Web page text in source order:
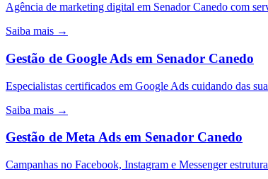
Agência de marketing digital em Senador Canedo com
Saiba mais →
Gestão de Google Ads em Senador Canedo
Especialistas certificados em Google Ads cuidando das
Saiba mais →
Gestão de Meta Ads em Senador Canedo
Campanhas no Facebook, Instagram e Messenger